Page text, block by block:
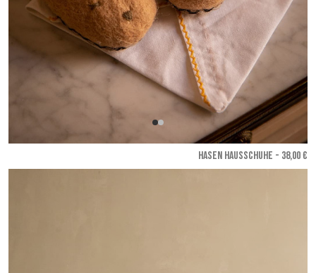
HASEN HAUSSCHUHE - 38,00 €